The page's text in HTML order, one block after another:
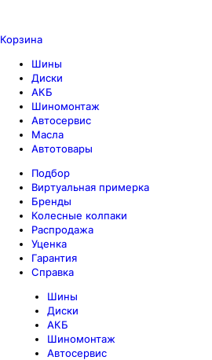
Корзина
Шины
Диски
АКБ
Шиномонтаж
Автосервис
Масла
Автотовары
Подбор
Виртуальная примерка
Бренды
Колесные колпаки
Распродажа
Уценка
Гарантия
Справка
Шины
Диски
АКБ
Шиномонтаж
Автосервис